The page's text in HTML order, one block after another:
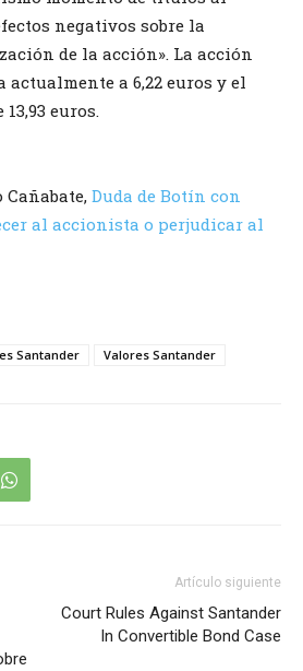
negativos sobre la
de la acción». La acción
a 6,22 euros y el
euros.
Duda de Botín con
al accionista o perjudicar al
Santander Valores Santander
Artículo siguiente
Court Rules Against Santander
In Convertible Bond Case